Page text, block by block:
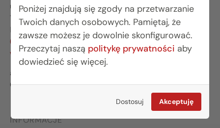
Poniżej znajdują się zgody na przetwarzanie
Twoich danych osobowych. Pamiętaj, że
zawsze możesz je dowolnie skonfigurować.
Przeczytaj naszą politykę prywatności aby
dowiedzieć się więcej.
Dostosuj Akceptuję
ul. Legionowa 28 lok. 202
15-281 Białystok
BIURO WARSZAWA
(22) 642 03 55
warszawa@rogowskidevelopment.pl
al. Wilanowska 67E lok. U5
02-765 Warszawa
INFORMACJE